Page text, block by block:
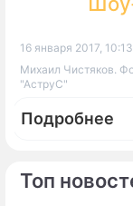
Топ
16 января 2017, 10:13
Михаил Чистяков.
"АструС"
Подробнее